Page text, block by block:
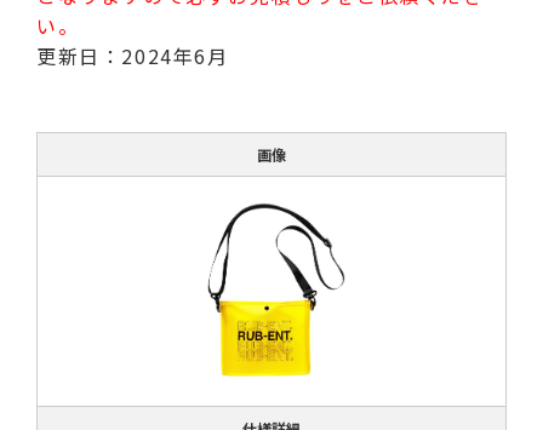
い。
更新日：2024年6月
画像